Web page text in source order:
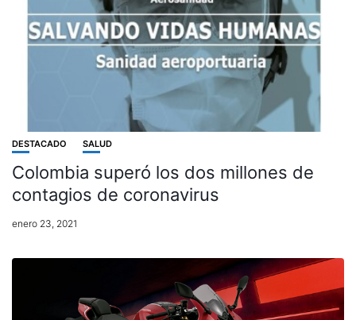
DESTACADO SALUD
Colombia superó los dos millones de
contagios de coronavirus
enero 23, 2021